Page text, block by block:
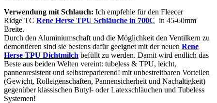
Verwendung mit Schlauch: Ich empfehle für den Fleecer
Ridge TC Rene Herse TPU Schläuche in 700C in 45-60mm
Breite.
Durch den Aluminiumschaft und die Möglichkeit den Ventilkern zu
demontieren sind sie bestens dafür geeignet mit der neuen Rene
Herse TPU Dichtmilch befüllt zu werden. Damit wird endlich das
Beste aus beiden Welten vereint: tubeless & TPU, leicht,
pannenresistent und selbstreparierend! mit unbestreitbaren Vorteilen
(Gewicht, Rolleigenschaften, Pannensicherheit und Nachaltigkeit)
gegenüber klassischen Butyl- oder Latexschläuchen und Tubeless
Systemen!